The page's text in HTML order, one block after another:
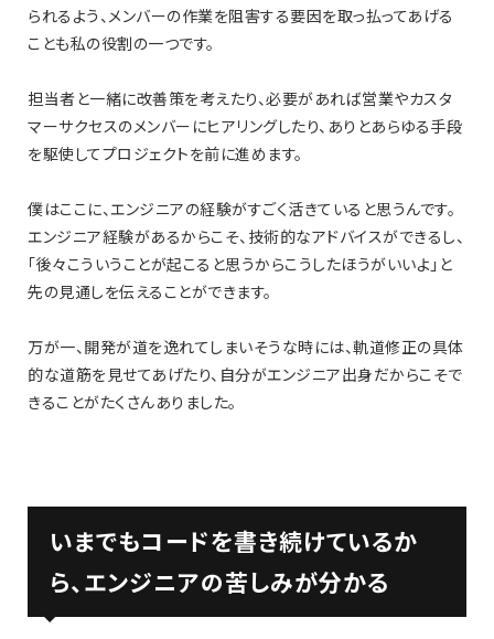
られるよう、メンバーの作業を阻害する要因を取っ払ってあげる
ことも私の役割の一つです。
担当者と一緒に改善策を考えたり、必要があれば営業やカスタ
マーサクセスのメンバーにヒアリングしたり、ありとあらゆる手段
を駆使してプロジェクトを前に進めます。
僕はここに、エンジニアの経験がすごく活きていると思うんです。
エンジニア経験があるからこそ、技術的なアドバイスができるし、
「後々こういうことが起こると思うからこうしたほうがいいよ」と
先の見通しを伝えることができます。
万が一、開発が道を逸れてしまいそうな時には、軌道修正の具体
的な道筋を見せてあげたり、自分がエンジニア出身だからこそで
きることがたくさんありました。
いまでもコードを書き続けているか
ら、エンジニアの苦しみが分かる